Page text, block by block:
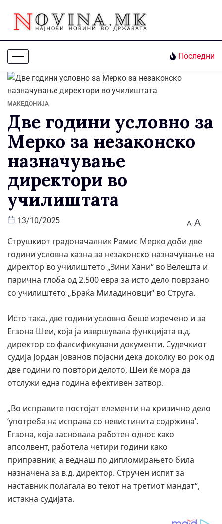
Последни
МАКЕДОНИЈА
Две години условно за
Мерко за незаконско
назначување
директори во
училиштата
13/10/2025 A A
Струшкиот градоначалник Рамис Мерко доби две
години условна казна за незаконско назначување на
директор во училиштето „Зини Хани“ во Велешта и
парична глоба од 2.500 евра за исто дело поврзано
со училиштето „Браќа Миладиновци“ во Струга.
Исто така, две години условно беше изречено и за
Егзона Шеи, која ја извршувала функцијата в.д.
директор со фалсификувани документи. Судечкиот
судија Јордан Јованов појасни дека доколку во рок од
две години го повтори делото, Шеи ќе мора да
отслужи една година ефективен затвор.
„Во исправите постојат елементи на кривично дело
‘употреба на исправа со невистинита содржина’.
Егзона, која засновала работен однос како
апсолвент, работела четири години како
приправник, а веднаш по дипломирањето била
назначена за в.д. директор. Стручен испит за
наставник полагала во текот на третиот мандат“,
истакна судијата.